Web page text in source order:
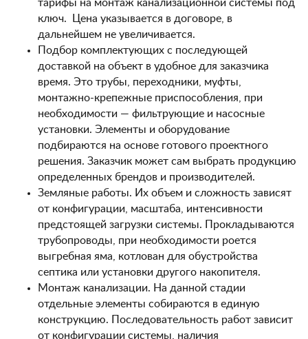
тарифы на монтаж канализационной системы под
ключ. Цена указывается в договоре, в
дальнейшем не увеличивается.
Подбор комплектующих с последующей
доставкой на объект в удобное для заказчика
время. Это трубы, переходники, муфты,
монтажно-крепежные приспособления, при
необходимости — фильтрующие и насосные
установки. Элементы и оборудование
подбираются на основе готового проектного
решения. Заказчик может сам выбрать продукцию
определенных брендов и производителей.
Земляные работы. Их объем и сложность зависят
от конфигурации, масштаба, интенсивности
предстоящей загрузки системы. Прокладываются
трубопроводы, при необходимости роется
выгребная яма, котлован для обустройства
септика или установки другого накопителя.
Монтаж канализации. На данной стадии
отдельные элементы собираются в единую
конструкцию. Последовательность работ зависит
от конфигурации системы, наличия